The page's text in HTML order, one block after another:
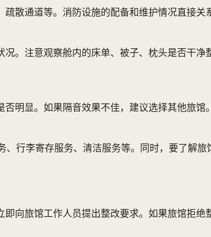
散通道等。消防设施的配备和维护情况直接关
。注意观察舱内的床单、被子、枕头是否干
明显。如果隔音效果不佳，建议选择其他旅馆。
行李寄存服务、清洁服务等。同时，要了解旅
向旅馆工作人员提出整改要求。如果旅馆拒